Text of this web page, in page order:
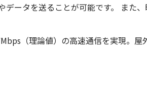
ータを送ることが可能です。 また
（理論値）の高速通信を実現。